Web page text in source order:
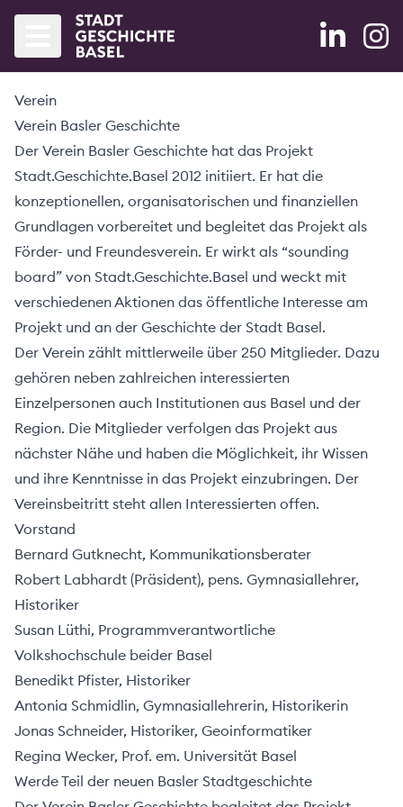
Startseite
Agenda
Bände
Blog
Partner
Projekt
Forschung
Über
uns
melden
Verein
Verein Basler Geschichte
Der Verein Basler Geschichte hat das Projekt
Stadt.Geschichte.Basel 2012 initiiert. Er hat die
konzeptionellen, organisatorischen und finanziellen
Grundlagen vorbereitet und begleitet das Projekt als
Förder- und Freundesverein. Er wirkt als “sounding
board” von Stadt.Geschichte.Basel und weckt mit
verschiedenen Aktionen das öffentliche Interesse am
Projekt und an der Geschichte der Stadt Basel.
Der Verein zählt mittlerweile über 250 Mitglieder. Dazu
gehören neben zahlreichen interessierten
Einzelpersonen auch Institutionen aus Basel und der
Region. Die Mitglieder verfolgen das Projekt aus
nächster Nähe und haben die Möglichkeit, ihr Wissen
und ihre Kenntnisse in das Projekt einzubringen. Der
Vereinsbeitritt steht allen Interessierten offen.
Vorstand
Bernard Gutknecht, Kommunikationsberater
Robert Labhardt (Präsident), pens. Gymnasiallehrer,
Historiker
Susan Lüthi, Programmverantwortliche
Volkshochschule beider Basel
Benedikt Pfister, Historiker
Antonia Schmidlin, Gymnasiallehrerin, Historikerin
Jonas Schneider, Historiker, Geoinformatiker
Regina Wecker, Prof. em. Universität Basel
Werde Teil der neuen Basler Stadtgeschichte